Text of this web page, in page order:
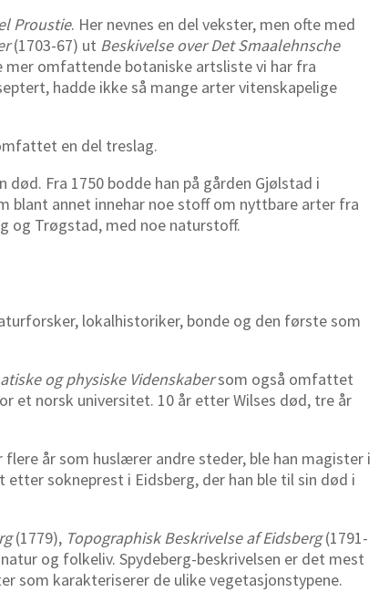
Proustie. Her nevnes en del vekster, men ofte med
(1703-67) ut Beskivelse over Det Smaalehnsche
omfattende botaniske artsliste vi har fra
hadde ikke så mange arter vitenskapelige
en del treslag.
Fra 1750 bodde han på gården Gjølstad i
blant annet innehar noe stoff om nyttbare arter fra
og Trøgstad, med noe naturstoff.
lokalhistoriker, bonde og den første som
og physiske Videnskabersom også omfattet
et norsk universitet. 10 år etter Wilses død, tre år
år som huslærer andre steder, ble han magister i
sokneprest i Eidsberg, der han ble til sin død i
(1779), Topographisk Beskrivelse af Eidsberg(1791-
og folkeliv. Spydeberg-beskrivelsen er det mest
som karakteriserer de ulike vegetasjonstypene.